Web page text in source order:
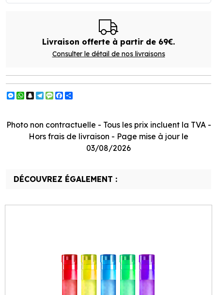
Livraison offerte à partir de 69€.
Consulter le détail de nos livraisons
Messenger
WhatsApp
Snapchat
Telegram
Message
Facebook
Photo non contractuelle - Tous les prix incluent la TVA -
Hors frais de livraison - Page mise à jour le
03/08/2026
DÉCOUVREZ ÉGALEMENT :